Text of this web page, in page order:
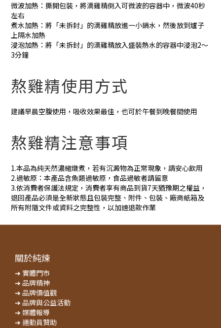
微波加熱：撕開包裝，將滴雞精倒入可微波的容器中，微波40秒
左右
煮水加熱：將「未拆封」的滴雞精放進一小鍋水，然後放到爐子
上隔水加熱
浸泡加熱：將「未拆封」的滴雞精放入盛裝熱水的容器中浸泡2～
3分鐘
熬雞精使用方式
建議早晨空腹使用，吸收效果最佳，也可於午餐到晚餐間使用
熬雞精注意事項
1.本品為純天然濃縮燉煮，若有沉澱物為正常現象，請安心飲用
2.過敏原：本產品含魚類過敏原，食品過敏者請留意
3.依消費者保護法規定，消費者享有商品到貨7天猶豫期之權益，
退回產品必須是全新狀態且包裝完整、附件、包裝、廠商紙箱及
所有附隨文件或資料之完整性，以加速退款作業
關於純煉
➔ 實體門市
➔ 品牌精神
➔ 品牌價值觀
➔ 品牌與公益活動
➔ 媒體報導
➔ 運動員贊助